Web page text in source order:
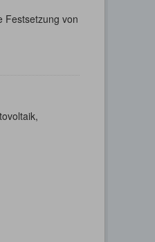
Festsetzung von